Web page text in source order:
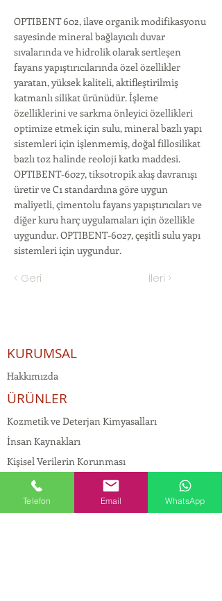
OPTIBENT 602, ilave organik modifikasyonu
sayesinde mineral bağlayıcılı duvar
sıvalarında ve hidrolik olarak sertleşen
fayans yapıştırıcılarında özel özellikler
yaratan, yüksek kaliteli, aktifleştirilmiş
katmanlı silikat ürünüdür. İşleme
özelliklerini ve sarkma önleyici özellikleri
optimize etmek için sulu, mineral bazlı yapı
sistemleri için işlenmemiş, doğal fillosilikat
bazlı toz halinde reoloji katkı maddesi.
OPTIBENT-6027, tiksotropik akış davranışı
üretir ve C1 standardına göre uygun
maliyetli, çimentolu fayans yapıştırıcıları ve
diğer kuru harç uygulamaları için özellikle
uygundur. OPTIBENT-6027, çeşitli sulu yapı
sistemleri için uygundur.
< Geri İleri >
KURUMSAL
Hakkımızda
ÜRÜNLER
Kozmetik ve Deterjan Kimyasalları
İnsan Kaynakları
Kişisel Verilerin Korunması
Kalite Politikamız
Tekstil Kimyasalları
Telefon Email WhatsApp